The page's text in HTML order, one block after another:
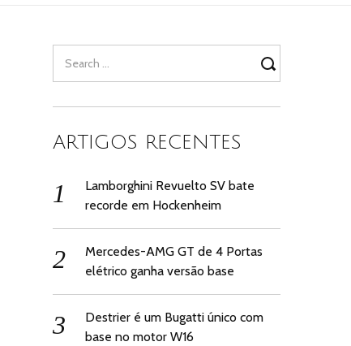
for:
ARTIGOS RECENTES
Lamborghini Revuelto SV bate
recorde em Hockenheim
Mercedes-AMG GT de 4 Portas
elétrico ganha versão base
Destrier é um Bugatti único com
base no motor W16